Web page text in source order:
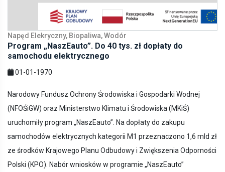
Napęd Elekryczny, Biopaliwa, Wodór
Program „NaszEauto”. Do 40 tys. zł dopłaty do
samochodu elektrycznego
01-01-1970
Narodowy Fundusz Ochrony Środowiska i Gospodarki Wodnej
(NFOŚiGW) oraz Ministerstwo Klimatu i Środowiska (MKiŚ)
uruchomiły program „NaszEauto”. Na dopłaty do zakupu
samochodów elektrycznych kategorii M1 przeznaczono 1,6 mld zł
ze środków Krajowego Planu Odbudowy i Zwiększenia Odporności
Polski (KPO). Nabór wniosków w programie „NaszEauto”